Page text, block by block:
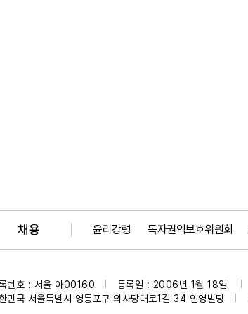
채용 윤리강령 독자권익보호위원회
번호 : 서울 아00160 등록일 : 2006년 1월 18일
민국 서울특별시 영등포구 의사당대로1길 34 인영빌딩